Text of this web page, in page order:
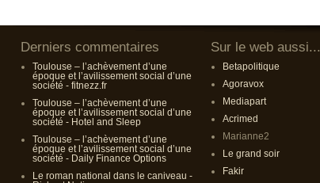
Derniers commentaires
Toulouse – l’achèvement d’une
époque et l’avilissement social d’une
société - fitnezz.fr
Toulouse – l’achèvement d’une
époque et l’avilissement social d’une
société - Hotel and Sleep
Toulouse – l’achèvement d’une
époque et l’avilissement social d’une
société - Daily Finance Options
Le roman national dans le caniveau -
Sur le web aussi...
Betapolitique
Agoravox
Mediapart
Acrimed
Marianne2
Le grand soir
Fakir